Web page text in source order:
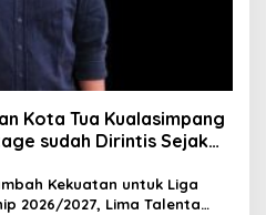
Kota Tua Kualasimpang
sudah Dirintis Sejak
Kekuatan untuk Liga
2026/2027, Lima Talenta